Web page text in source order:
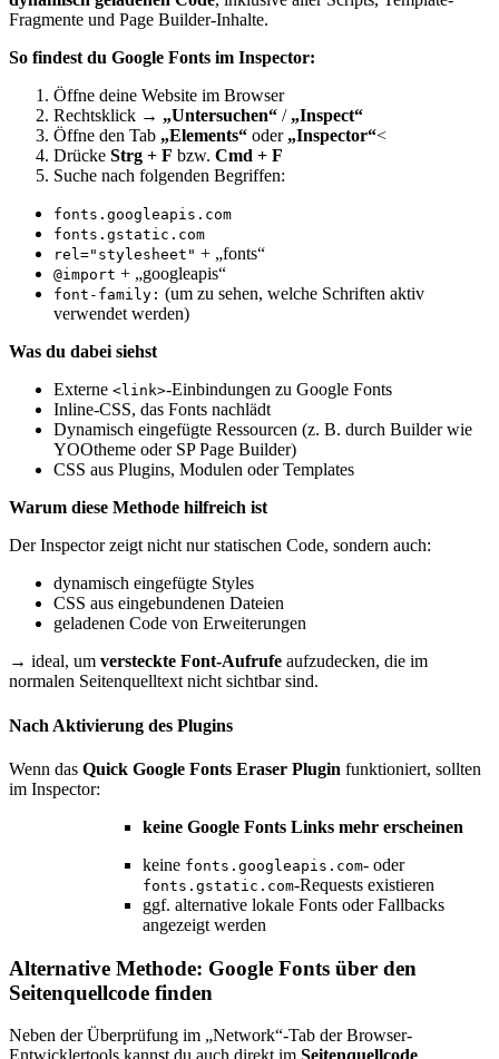
Fragmente und Page Builder-Inhalte.
So findest du Google Fonts im Inspector:
Öffne deine Website im Browser
Rechtsklick → „Untersuchen“ / „Inspect“
Öffne den Tab „Elements“ oder „Inspector“<
Drücke Strg + F bzw. Cmd + F
Suche nach folgenden Begriffen:
fonts.googleapis.com
fonts.gstatic.com
rel="stylesheet" + „fonts“
@import + „googleapis“
font-family: (um zu sehen, welche Schriften aktiv
verwendet werden)
Was du dabei siehst
Externe <link>-Einbindungen zu Google Fonts
Inline-CSS, das Fonts nachlädt
Dynamisch eingefügte Ressourcen (z. B. durch Builder wie
YOOtheme oder SP Page Builder)
CSS aus Plugins, Modulen oder Templates
Warum diese Methode hilfreich ist
Der Inspector zeigt nicht nur statischen Code, sondern auch:
dynamisch eingefügte Styles
CSS aus eingebundenen Dateien
geladenen Code von Erweiterungen
→ ideal, um versteckte Font-Aufrufe aufzudecken, die im
normalen Seitenquelltext nicht sichtbar sind.
Nach Aktivierung des Plugins
Wenn das Quick Google Fonts Eraser Plugin funktioniert, sollten
im Inspector:
keine Google Fonts Links mehr erscheinen
keine fonts.googleapis.com- oder
fonts.gstatic.com-Requests existieren
ggf. alternative lokale Fonts oder Fallbacks
angezeigt werden
Alternative Methode: Google Fonts über den
Seitenquellcode finden
Neben der Überprüfung im „Network“-Tab der Browser-